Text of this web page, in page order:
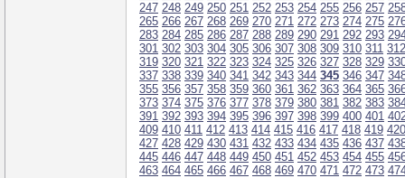
247 248 249 250 251 252 253 254 255 256 257
265 266 267 268 269 270 271 272 273 274 275
283 284 285 286 287 288 289 290 291 292 293
301 302 303 304 305 306 307 308 309 310 311 312
319 320 321 322 323 324 325 326 327 328 329
337 338 339 340 341 342 343 344 345 346 347
355 356 357 358 359 360 361 362 363 364 365
373 374 375 376 377 378 379 380 381 382 383
391 392 393 394 395 396 397 398 399 400 401
409 410 411 412 413 414 415 416 417 418 419 420
427 428 429 430 431 432 433 434 435 436 437
445 446 447 448 449 450 451 452 453 454 455
463 464 465 466 467 468 469 470 471 472 473